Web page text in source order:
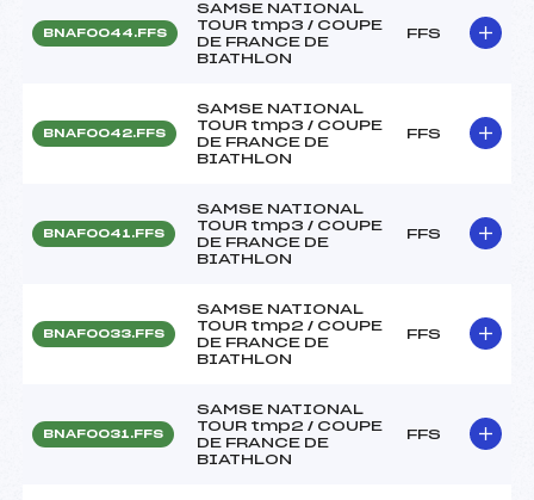
BNAF0044.FFS
SAMSE NATIONAL
TOUR tmp3 / COUPE
DE FRANCE DE
BIATHLON
FFS
BNAF0042.FFS
SAMSE NATIONAL
TOUR tmp3 / COUPE
DE FRANCE DE
BIATHLON
FFS
BNAF0041.FFS
SAMSE NATIONAL
TOUR tmp3 / COUPE
DE FRANCE DE
BIATHLON
FFS
BNAF0033.FFS
SAMSE NATIONAL
TOUR tmp2 / COUPE
DE FRANCE DE
BIATHLON
FFS
BNAF0031.FFS
SAMSE NATIONAL
TOUR tmp2 / COUPE
DE FRANCE DE
BIATHLON
FFS